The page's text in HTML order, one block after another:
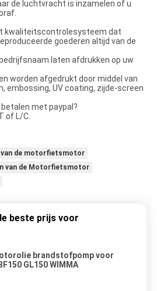
de luchtvracht is inzamelen of u
kwaliteitscontrolesysteem dat
goederen altijd van de
laten afdrukken op uw
worden afgedrukt door middel van
embossing, UV coating, zijde-screen
met paypal?
of L/C.
van de motorfietsmotor
van de Motorfietsmotor
beste prijs voor
brandstofpomp voor
GL150 WIMMA